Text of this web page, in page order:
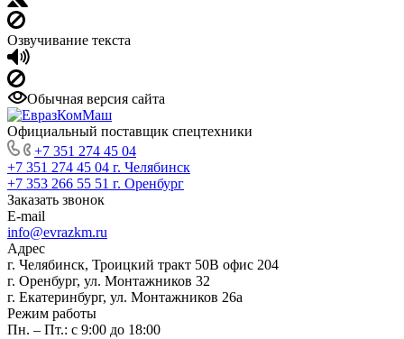
Озвучивание текста
Обычная версия сайта
Официальный поставщик спецтехники
+7 351 274 45 04
+7 351 274 45 04 г. Челябинск
+7 353 266 55 51 г. Оренбург
Заказать звонок
E-mail
info@evrazkm.ru
Адрес
г. Челябинск, Троицкий тракт 50В офис 204
г. Оренбург, ул. Монтажников 32
г. Екатеринбург, ул. Монтажников 26а
Режим работы
Пн. – Пт.: с 9:00 до 18:00